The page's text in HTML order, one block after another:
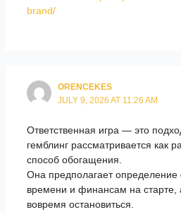
brand/
ORENCEKES
JULY 9, 2026 AT 11:26 AM
Ответственная игра — это
гемблинг рассматривается как
способ обогащения.
Она предполагает определение
времени и финансам на старте,
вовремя остановиться.